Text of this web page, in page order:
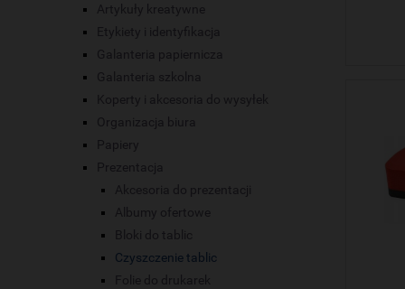
Artykuły kreatywne
Etykiety i identyfikacja
Galanteria papiernicza
Galanteria szkolna
Koperty i akcesoria do wysyłek
Organizacja biura
Papiery
Prezentacja
Akcesoria do prezentacji
Albumy ofertowe
Bloki do tablic
Czyszczenie tablic
Folie do drukarek